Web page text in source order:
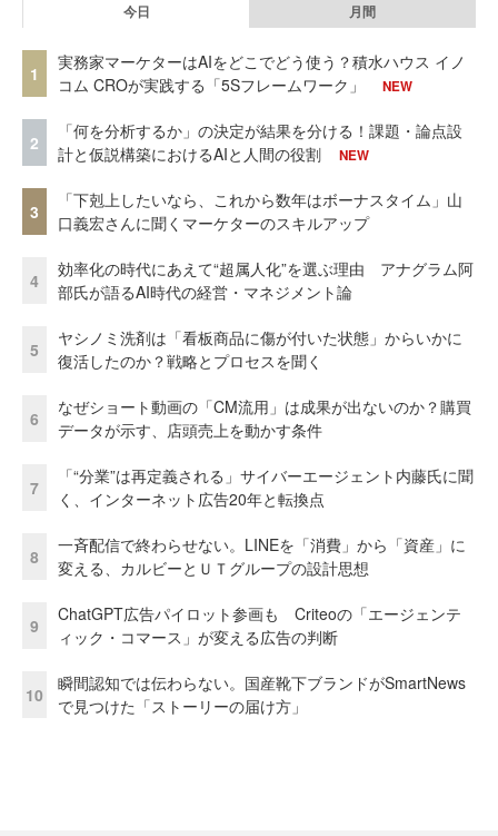
今日 月間
1
実務家マーケターはAIをどこでどう使う？積水ハウス イノ
コム CROが実践する「5Sフレームワーク」
NEW
2
「何を分析するか」の決定が結果を分ける！課題・論点設
計と仮説構築におけるAIと人間の役割
NEW
3
「下剋上したいなら、これから数年はボーナスタイム」山
口義宏さんに聞くマーケターのスキルアップ
4
効率化の時代にあえて“超属人化”を選ぶ理由 アナグラム阿
部氏が語るAI時代の経営・マネジメント論
5
ヤシノミ洗剤は「看板商品に傷が付いた状態」からいかに
復活したのか？戦略とプロセスを聞く
6
なぜショート動画の「CM流用」は成果が出ないのか？購買
データが示す、店頭売上を動かす条件
7
「“分業”は再定義される」サイバーエージェント内藤氏に聞
く、インターネット広告20年と転換点
8
一斉配信で終わらせない。LINEを「消費」から「資産」に
変える、カルビーとＵＴグループの設計思想
9
ChatGPT広告パイロット参画も Criteoの「エージェンテ
ィック・コマース」が変える広告の判断
10
瞬間認知では伝わらない。国産靴下ブランドがSmartNews
で見つけた「ストーリーの届け方」